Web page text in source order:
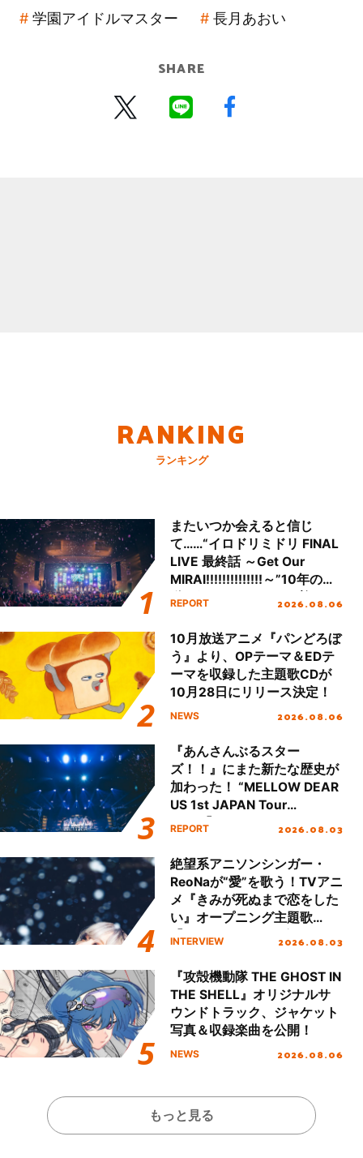
学園アイドルマスター
長月あおい
SHARE
RANKING
ランキング
またいつか会えると信じ
て……“イロドリミドリ FINAL
LIVE 最終話 ～Get Our
MIRAI!!!!!!!!!!!!!!～”10年の活
動を経てファイナルを迎える
REPORT 2026.08.06
10月放送アニメ『パンどろぼ
う』より、OPテーマ＆EDテ
ーマを収録した主題歌CDが
10月28日にリリース決定！
NEWS 2026.08.06
『あんさんぶるスター
ズ！！』にまた新たな歴史が
加わった！ “MELLOW DEAR
US 1st JAPAN Tour
Final「NICE to meet YOU
ート!!
REPORT 2026.08.03
絶望系アニソンシンガー・
ReoNaが“愛”を歌う！TVアニ
メ『きみが死ぬまで恋をした
い』オープニング主題歌
「Amore」インタビュー
INTERVIEW 2026.08.03
『攻殻機動隊 THE GHOST IN
THE SHELL』オリジナルサ
ウンドトラック、ジャケット
写真＆収録楽曲を公開！
NEWS 2026.08.06
もっと見る